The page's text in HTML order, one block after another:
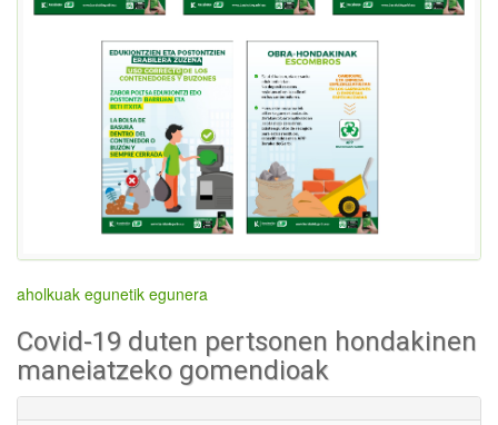
aholkuak egunetik egunera
Covid-19 duten pertsonen hondakinen
maneiatzeko gomendioak